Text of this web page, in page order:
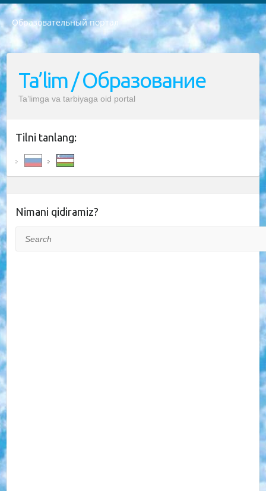
Образовательный портал
РЕСПУБЛИКА УЗБЕКИСТАН МИНИСТРЕРСТВО ДОШКОЛЬНОГО И ШКОЛЬНОГО ОБРАЗОВАНИЯ КОМАНДА в общеобразовательных учреждениях в 2023-2024 учебном году организация и проведение итоговой государственной аттестации обучающихся о Министра дошкольного и школьного образования Республики Узбекистан от 4 марта 2008 года (постановлением Минюста от 20 марта 2008 года № 1778 государственной регистрации) «Итоговое состояние учащихся общего среднего образования на основании положения об утверждении положения об аттестации общего среднего образования выпускной экзамен студентов в образовательных учреждениях в 2023-2024 учебном году В целях организации и прохождения аттестации приказываю: 1. Следующее: перечень предметов, по которым будет проводиться итоговая государственная аттестация и экзамен формы перевода согласно приложению 1; сертификаты международного образца, оценивающие уровень владения иностранными языками перечень согласно приложению 2; 2. Педагогический при специализированных образовательных учреждениях. научно-практический центр квалификации и международной оценки (Д.Давидова) 2024 г. До 25 марта: задания по предметам, по которым будет проводиться итоговая аттестация разработка и утверждение технических условий; итоговая аттестация на основании разработанного предметного задания разработка вопросов по предметам (устно и письменно), экзамен передача; общеобразовательные средние школы и специальные учебные заведения учащиеся выпускных классов школ и интернатов в агентской системе подготовка базы данных экзаменационных материалов и критериев оценки; перевод базы экзаменационных материалов на все языки обучения подать в Республиканский образовательный центр для изготовления; варианты экзаменов на основе разработанных контрольных материалов пусть будут поставлены задачи формирования. 3. Республиканский образовательный центр (Ш.Худайкулов) до 5 апреля 2024 года. до: база данных предоставленных экзаменационных материалов на все языки обучения перевод и экспертиза; для слепых, слабовидящих, глухих, слабослышащих и умственно отсталых детей учащиеся выпускных классов специализированных школ и школ-интернатов база данных экзаменационных материалов на всех преподаваемых языках подготовка критериев оценки; специализированные школы для умственно отсталых детей и технологии для учащихся выпускных классов школ-интернатов разработка соответствующих рекомендаций и критериев проведения ЕГЭ по естествознанию давать задания. 4. Педагогический при специализированных образовательных учреждениях. Научно-практический центр навыков и международной оценки (Д.Давидова), Республика образовательный центр (Худайкулов Ш.) итоговый государственный аттестационный экзамен ориентирован на творческое и логическое мышление при подготовке базы материалов учитывать введение заданий. 5. Следует отметить, что: сертификат государственного образца о знании общеобразовательного предмета и как минимум национальный уровень B1 по предметам на иностранных языках, указанным в Приложении 2. или международно признанный сертификат эквивалентного уровня студенты, изучающие определенный предмет, освобождаются от экзамена; по соответствующим предметам запланирована итоговая государственная аттестация за день до дня, путем жеребьевки Рабочей группой (в письменной форме по предметам, проводимым в форме) из числа сформированных вариантов выбрано 2 варианта; 2 выбранных варианта экзамена анонсированы на официальном сайте министерства и все выпускники по всей стране на основе этих вариантов проводит итоговую государственную аттестацию. 6. Государственное образование учащихся средних общеобразовательных учреждений. знания в соответствии с квалификационными требованиями, которые необходимо приобрести на основании стандартов итоговый (выпускной) контроль для 9 и 11 классов в целях тестирования Экзамены (далее – экзамены) состоят из предметов, перечисленных в приложении 1. будет сделано. 7. Экзамены пройдут с 26 мая по 15 июня 2024 г. (кроме науки физического воспитания). 8. Физическая для учащихся 9 классов общесредних образовательных учреждений. Экзамены по предмету «Образование, квалификация медицина» 1-6 мая 2024 года. сотрудники перевести под присмотр (с отклонениями в физическом или умственном развитии) специализированная школа для детей, школы-интернаты и со сколиозом школы-интернаты санаторного типа для больных детей исключены). 9. Он был слепым, слабовидящим и имел нарушения опорно-двигательного аппарата. экзамены в специализированных школах и интернатах для детей должны проводиться исходя из требований, предъявляемых к общеобразовательным учреждениям (физкультура кроме науки). 10. Специализированная школа для глухих и слабослышащих детей. и экзамены в интернатах и быть реализован в виде письменного теста по математике. 11. Специальность для умственно отсталых детей. Для 9 класса Родной язык и литературное письмо Государственный язык (язык обучения – узбекский). для неклассов) написано Математическое письмо Письменная/устная история Узбекистана Физическое воспитание практично Итоговый контроль Для 11 класса Написание родного языка и литературы (эссе) Математическое письмо Узбекский язык (обучение на узбекском языке) не посещающее общее среднее образование для учреждений)/Образовательное учреждение выбор письменный и устный Иностранный язык письменный/устный Письменная/устная история Узбекистана *По выбору студента:  Химия  Физика  Основы государственного права  География 10 бесплатных образовательных ресурсов - Мы составили подборку онлайн-проектов с интерактивными упражнениями, видеолекциями и статьями. Они помогут вам обрести новые и освежить старые знания бесплатно. 1. «ИНТУИТ» Старейшая образовательная площадка Рунета. Здесь вы найдёте сотни текстовых и видеокурсов на десятки различных тем — от программирования до психологии. Многие курсы подготовлены российскими университетами и крупными международными компаниями вроде Intel и Microsoft. Самостоятельное обучение бесплатное, но желающие могут оплатить услуги персональных наставников. 2. «Смартия» знакомит с актуальными профессиями и подсказывает, как им обучаться. Выбрав заинтересовавшую вас специальность — SMM-специалист, фотограф, веб-дизайнер или другую, — увидите список необходимых для неё умений. Чтобы вы могли освоить их самостоятельно, для каждого умения площадка отображает подборку ссылок на учебные материалы. Хотя «Смартия» ориентируется на русскоязычную аудиторию, часть контента всё же доступна только на английском. 3. «Лекторий Физтеха» Проект Московского физико-технического института (Физтеха). С его помощью вы можете смотреть онлайн серии лекций, записанные на видео в этом вузе. В числе доступных предметов — физика, биология, химия, информационные технологии и другие. К некоторым лекциям администрация ресурса прилагает готовые конспекты, которые можно скачивать в PDF-формате. 4. ITMOcourses Онлайн-площадка Санкт-Петербургского национального исследовательского университета информационных технологий, механики и оптики (ИТМО). Ресурс предоставляет свободный доступ к курсам, разработанным в этом вузе. Каталог материалов разбит на четыре категории: «Оптические системы и технологии», «Приборостроение и робототехника», «Информационные технологии» и «Биотехнологии». Курсы состоят из видеолекций, интерактивных демонстраций и заданий. 5. «КиберЛенинка» Электронная научная библиотека открытого доступа. Каталог площадки регулярно обрастает текстами статей из различных научных изданий. Сгруппированные по журналам и рубрикам публикации можно читать онлайн или скачивать целиком в PDF-формате. Проект нацелен на популяризацию науки за счёт открытого доступа к качественной информации. 6. «ПостНаука» На этом ресурсе публикуют подборки видеолекций, составленные экспертами из разных отраслей и объединённые общими темами. Среди них, к примеру, есть серии «Биоинформатика и геномика», «Культура средневековой Скандинавии» и Cinema Studies о теории кино. Каждая подборка лекций — логически связанная история, рассказанная экспертом от первого лица. Кроме того, на сайте появляются научно-образовательные статьи и тесты на разные темы. 7. «Newочём» Команда проекта «Newочём» отбирает самые интересные тексты из англоязычных СМИ и переводит те из них, за которые голосуют участники сообщества «ВКонтакте». По большей части это научно-популярные статьи. Редакторы придумывают лишь заголовки, в остальном содержание переводов соответствует оригиналам. Полные тексты можно читать прямо в социальной сети. 8. InternetUrok Онлайн-база материалов по основным дисциплинам школьной программы. Информация на сайте структурирована по классам, предметам и темам (урокам). Каждый урок состоит из видеолекций и конспектов. Есть также интерактивные тренажёры и тесты для закрепления пройденного материала. Даже если вы давно окончили школу, возможность повторить программу старших классов всегда может пригодиться. 9. Edutainme Ещё один ресурс об образовании. В отличие от Newtonew, как мне кажется, Edutainme больше ориентируется на представителей индустрии: педагогов, предпринимателей, разработчиков образовательных проектов. Но и любой, кто просто стремится к саморазвитию, найдёт на сайте много полезного и интересного для себя. Например, информацию о новых курсах и образовательных сервисах. 10. Newtonew Онлайн-медиа об образовании и обучении в широком смысле. Авторы Newtonew пишут об инструментах, заведениях, тактиках и стратегиях, которые помогают учить других и получать новые знания самостоятельно. На этой площадке вы найдёте новости, обзоры, аналитические мат
Ta’lim / Образование
Ta’limga va tarbiyaga oid portal
Tilni tanlang:
Nimani qidiramiz?